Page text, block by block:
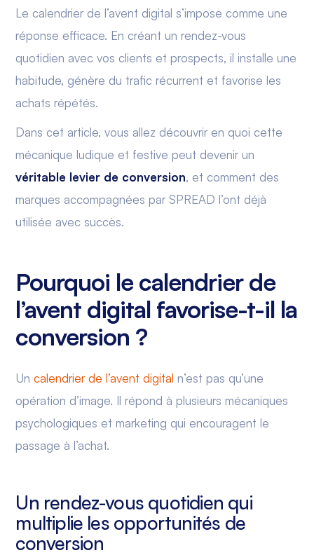
Le calendrier de l’avent digital s’impose comme une
réponse efficace. En créant un rendez-vous
quotidien avec vos clients et prospects, il installe une
habitude, génère du trafic récurrent et favorise les
achats répétés.
Dans cet article, vous allez découvrir en quoi cette
mécanique ludique et festive peut devenir un
véritable levier de conversion, et comment des
marques accompagnées par SPREAD l’ont déjà
utilisée avec succès.
Pourquoi le calendrier de
l’avent digital favorise-t-il la
conversion ?
Uncalendrier de l’avent digital n’est pas qu’une
opération d’image. Il répond à plusieurs mécaniques
psychologiques et marketing qui encouragent le
passage à l’achat.
Un rendez-vous quotidien qui
multiplie les opportunités de
conversion